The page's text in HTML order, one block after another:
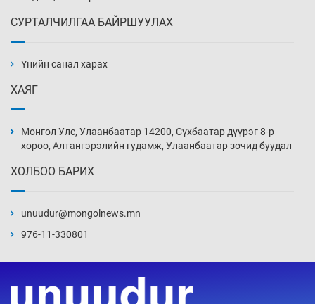
нэмэгджээ
Уржигдар 13 цаг 30 мин
Уржигдар 13 цаг 00 мин
Уржигдар 12 цаг 30 мин
СУРТАЛЧИЛГАА БАЙРШУУЛАХ
Үнийн санал харах
ХАЯГ
Монгол Улс, Улаанбаатар 14200, Сүхбаатар дүүрэг 8-р
хороо, Алтангэрэлийн гудамж, Улаанбаатар зочид буудал
ХОЛБОО БАРИХ
unuudur@mongolnews.mn
976-11-330801